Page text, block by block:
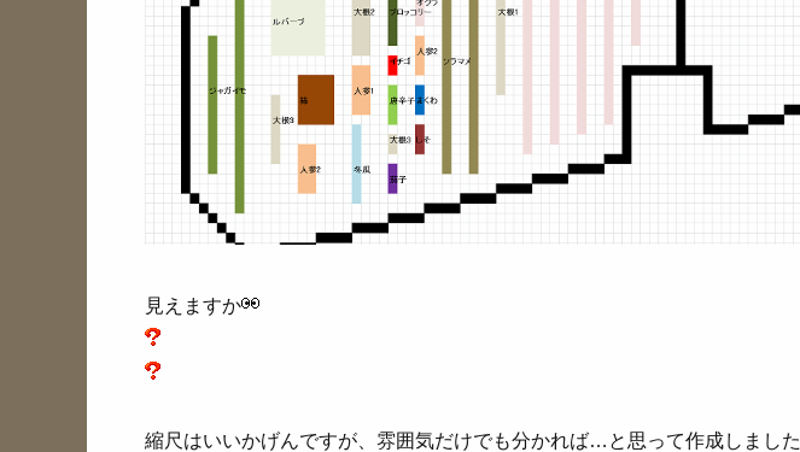
見えますか
縮尺はいいかげんですが、雰囲気だけでも分かれば…と思って作成しました